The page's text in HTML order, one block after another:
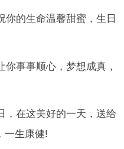
你的生命温馨甜蜜，生日
事事顺心，梦想成真，
，在这美好的一天，送给
一生康健!